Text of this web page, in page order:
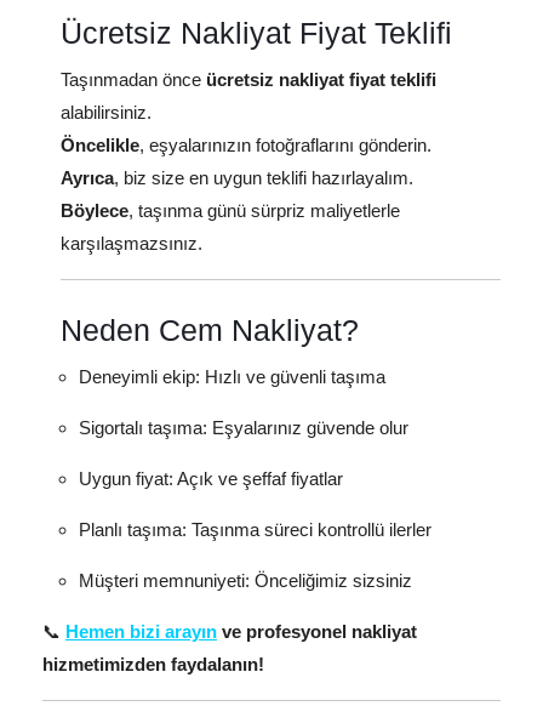
Ücretsiz Nakliyat Fiyat Teklifi
Taşınmadan önce ücretsiz nakliyat fiyat teklifi
alabilirsiniz.
Öncelikle, eşyalarınızın fotoğraflarını gönderin.
Ayrıca, biz size en uygun teklifi hazırlayalım.
Böylece, taşınma günü sürpriz maliyetlerle
karşılaşmazsınız.
Neden Cem Nakliyat?
Deneyimli ekip: Hızlı ve güvenli taşıma
Sigortalı taşıma: Eşyalarınız güvende olur
Uygun fiyat: Açık ve şeffaf fiyatlar
Planlı taşıma: Taşınma süreci kontrollü ilerler
Müşteri memnuniyeti: Önceliğimiz sizsiniz
📞 Hemen bizi arayın ve profesyonel nakliyat
hizmetimizden faydalanın!